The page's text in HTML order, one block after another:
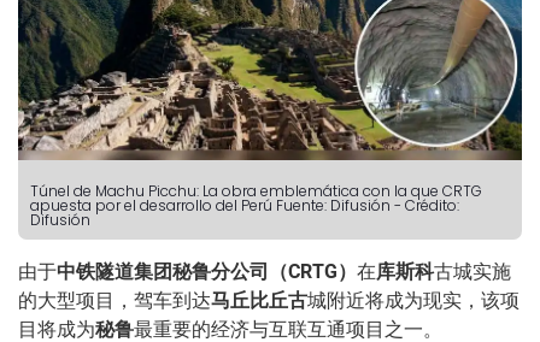
Túnel de Machu Picchu: La obra emblemática con la que CRTG
apuesta por el desarrollo del Perú Fuente: Difusión - Crédito:
Difusión
由于中铁隧道集团秘鲁分公司（CRTG） 在库斯科古城实施
的大型项目，驾车到达马丘比丘古城附近将成为现实，该项
目将成为秘鲁最重要的经济与互联互通项目之一。